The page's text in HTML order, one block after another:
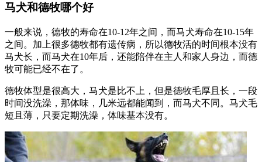
马犬和德牧哪个好
一般来说，德牧的寿命在10-12年之间，而马犬寿命在10-15年
之间。加上很多德牧都有遗传病，所以德牧活的时间根本没有
马犬长，而马犬在10年后，还能陪伴在主人和家人身边，而德
牧可能已经不在了。
德牧体型是很高大，马犬是比不上，但是德牧毛厚且长，一段
时间没洗澡，那体味，几米远都能闻到，而马犬不同。马犬毛
短且薄，只要定期洗澡，体味基本没有。